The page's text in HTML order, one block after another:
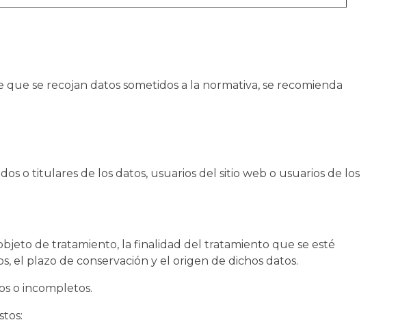
se recojan datos sometidos a la normativa, se recomienda
o titulares de los datos, usuarios del sitio web o usuarios de los
de tratamiento, la finalidad del tratamiento que se esté
el plazo de conservación y el origen de dichos datos.
o incompletos.